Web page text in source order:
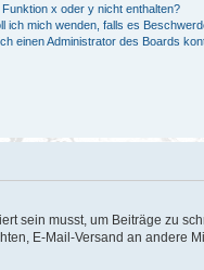
x oder y nicht enthalten?
ich mich wenden, falls es
einen Administrator des Boards
sein musst, um Beiträge zu
E-Mail-Versand an andere